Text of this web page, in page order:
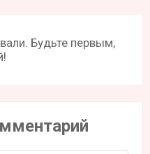
Будьте первым,